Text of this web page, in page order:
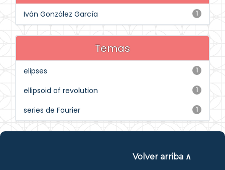
1
Iván González García
Temas
1
elipses
1
ellipsoid of revolution
1
series de Fourier
Volver arriba ∧